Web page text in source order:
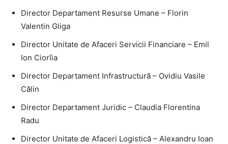
Director Departament Resurse Umane – Florin
Valentin Gliga
Director Unitate de Afaceri Servicii Financiare – Emil
Ion Ciorîia
Director Departament Infrastructură – Ovidiu Vasile
Călin
Director Departament Juridic – Claudia Florentina
Radu
Director Unitate de Afaceri Logistică – Alexandru Ioan